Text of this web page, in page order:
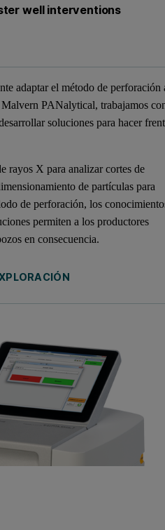
well interventions
adaptar el método de perforación
PANalytical, trabajamos
soluciones para hacer
rayos X para analizar cortes de
de partículas para
de perforación, los
permiten a los productores
en consecuencia.